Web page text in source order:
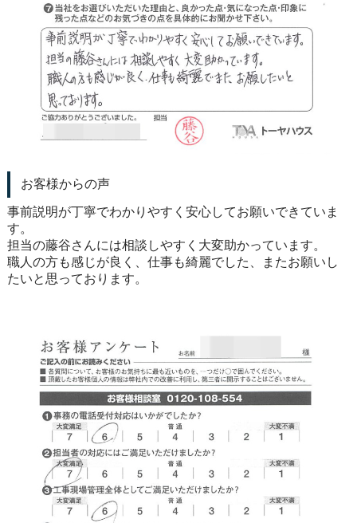
お客様からの声
事前説明が丁寧でわかりやすく安心してお願いできていま
す。
担当の藤谷さんには相談しやすく大変助かっています。
職人の方も感じが良く、仕事も綺麗でした、またお願いし
たいと思っております。